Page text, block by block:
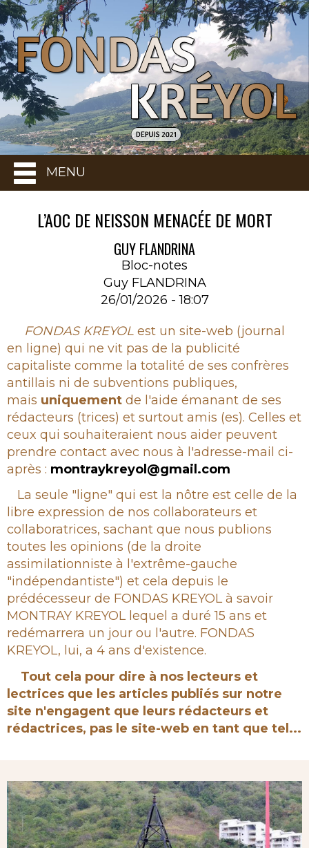
MENU
L’AOC DE NEISSON MENACÉE DE MORT
GUY FLANDRINA
Bloc-notes
Guy FLANDRINA
26/01/2026 - 18:07
Rubrique
FONDAS KREYOL est un site-web (journal
en ligne) qui ne vit pas de la publicité
capitaliste comme la totalité de ses confrères
antillais ni de subventions publiques,
mais uniquement de l'aide émanant de ses
rédacteurs (trices) et surtout amis (es). Celles et
ceux qui souhaiteraient nous aider peuvent
prendre contact avec nous à l'adresse-mail ci-
après : montraykreyol@gmail.com
La seule "ligne" qui est la nôtre est celle de la
libre expression de nos collaborateurs et
collaboratrices, sachant que nous publions
toutes les opinions (de la droite
assimilationniste à l'extrême-gauche
"indépendantiste") et cela depuis le
prédécesseur de FONDAS KREYOL à savoir
MONTRAY KREYOL lequel a duré 15 ans et
redémarrera un jour ou l'autre. FONDAS
KREYOL, lui, a 4 ans d'existence.
Tout cela pour dire à nos lecteurs et
lectrices que les articles publiés sur notre
site n'engagent que leurs rédacteurs et
rédactrices, pas le site-web en tant que tel...